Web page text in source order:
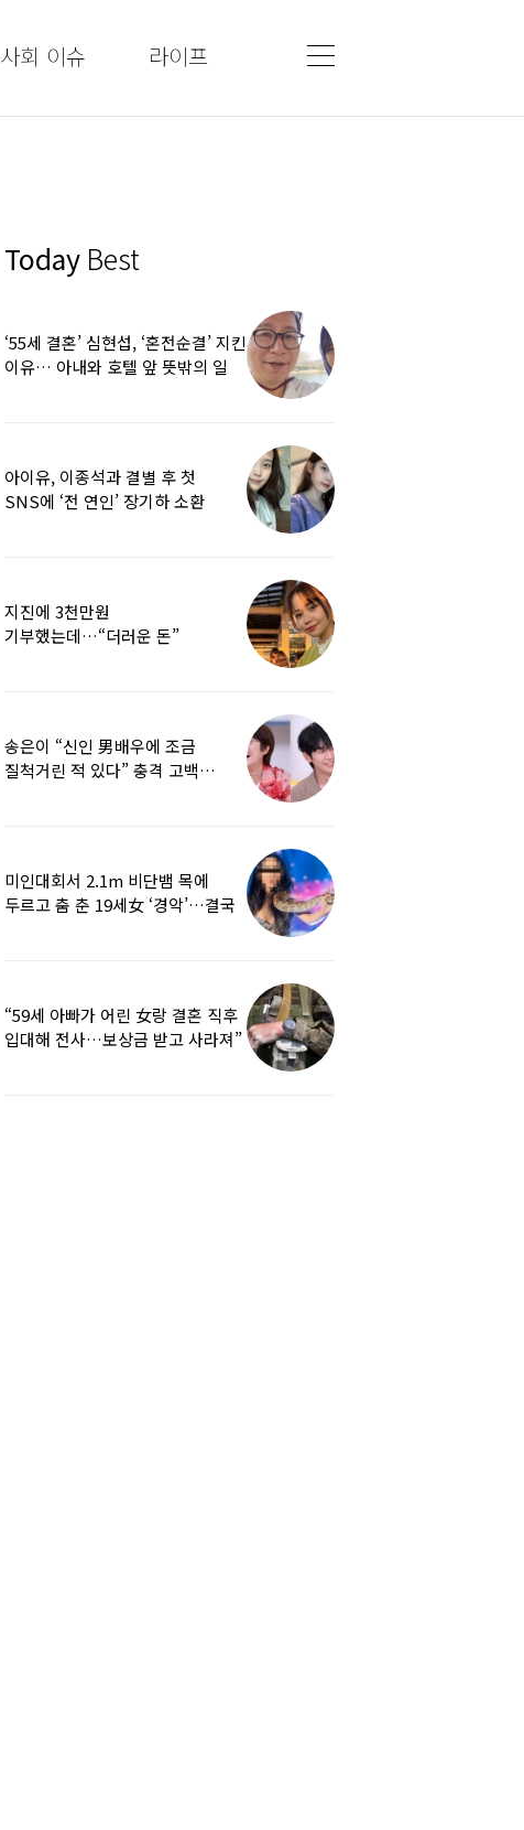
사회 이슈 라이프
Today Best
‘55세 결혼’ 심현섭, ‘혼전순결’ 지킨
이유… 아내와 호텔 앞 뜻밖의 일
아이유, 이종석과 결별 후 첫
SNS에 ‘전 연인’ 장기하 소환
지진에 3천만원
기부했는데…“더러운 돈”
송은이 “신인 男배우에 조금
질척거린 적 있다” 충격 고백…
미인대회서 2.1m 비단뱀 목에
두르고 춤 춘 19세女 ‘경악’…결국
“59세 아빠가 어린 女랑 결혼 직후
입대해 전사…보상금 받고 사라져”